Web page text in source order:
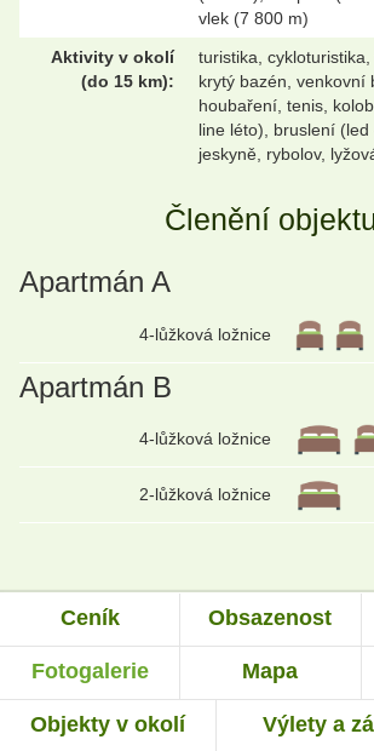
vlek (7 800 m)
Aktivity v okolí
(do 15 km):
turistika, cykloturistika,
krytý bazén, venkovní
houbaření, tenis,
line léto), bruslení (led
jeskyně, rybolov,
Členění
Apartmán A
4-lůžková ložnice
Apartmán B
4-lůžková ložnice
2-lůžková ložnice
Ceník Obsazenost
Fotogalerie Mapa
Objekty v okolí Výlety a